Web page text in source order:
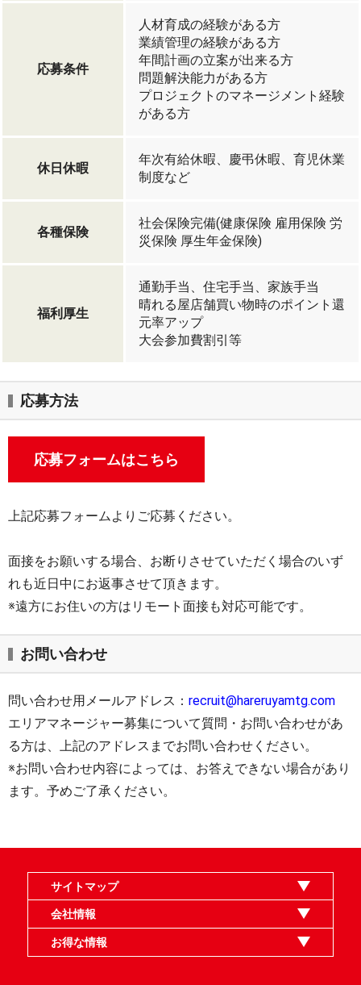
応募条件
人材育成の経験がある方
業績管理の経験がある方
年間計画の立案が出来る方
問題解決能力がある方
プロジェクトのマネージメント経験
がある方
休日休暇
年次有給休暇、慶弔休暇、育児休業
制度など
各種保険
社会保険完備(健康保険 雇用保険 労
災保険 厚生年金保険)
福利厚生
通勤手当、住宅手当、家族手当
晴れる屋店舗買い物時のポイント還
元率アップ
大会参加費割引等
応募方法
応募フォームはこちら
上記応募フォームよりご応募ください。
面接をお願いする場合、お断りさせていただく場合のいず
れも近日中にお返事させて頂きます。
※遠方にお住いの方はリモート面接も対応可能です。
お問い合わせ
問い合わせ用メールアドレス： recruit@hareruyamtg.com
エリアマネージャー募集について質問・お問い合わせがあ
る方は、上記のアドレスまでお問い合わせください。
※お問い合わせ内容によっては、お答えできない場合があり
ます。予めご了承ください。
サイトマップ
オンラインショップ
買取
記事
選手一覧
デッキ検索
デッキ構築
イベント・大会
店舗のご案内
お問い合わせ
ヘルプ
FAQ
会社情報
利用規約
スタッフ募集
特定商取引法表示
個人情報保護指針
企業情報
お得な情報